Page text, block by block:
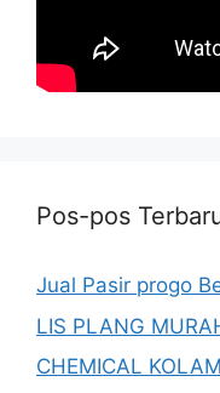
Pos-pos
Jual Pasir progo
LIS PLANG
CHEMICAL